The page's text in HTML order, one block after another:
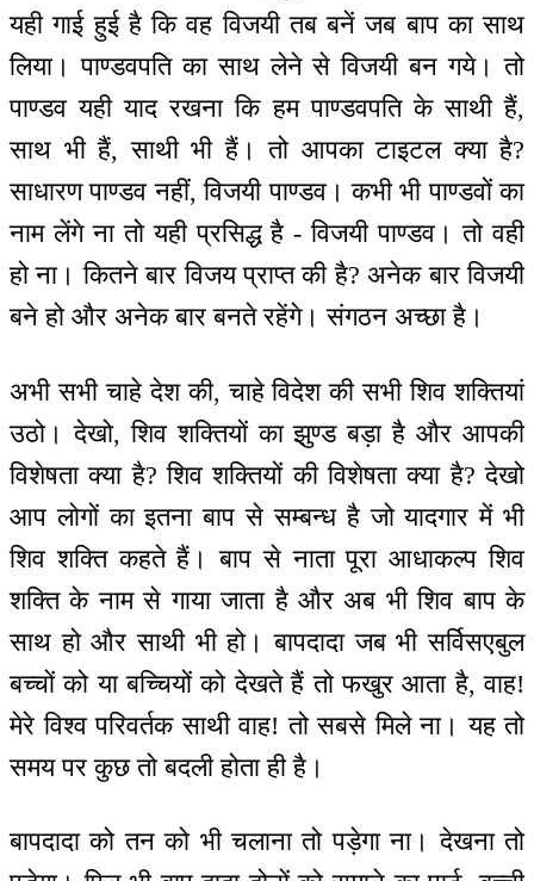
यही गाई हुई है कि वह विजयी तब बनें जब बाप का साथ
लिया। पाण्डवपति का साथ लेने से विजयी बन गये। तो
पाण्डव यही याद रखना कि हम पाण्डवपति के साथी हैं,
साथ भी हैं, साथी भी हैं। तो आपका टाइटल क्या है?
साधारण पाण्डव नहीं, विजयी पाण्डव। कभी भी पाण्डवों का
नाम लेंगे ना तो यही प्रसिद्ध है - विजयी पाण्डव। तो वही
हो ना। कितने बार विजय प्राप्त की है? अनेक बार विजयी
बने हो और अनेक बार बनते रहेंगे। संगठन अच्छा है।
अभी सभी चाहे देश की, चाहे विदेश की सभी शिव शक्तियां
उठो। देखो, शिव शक्तियों का झुण्ड बड़ा है और आपकी
विशेषता क्या है? शिव शक्तियों की विशेषता क्या है? देखो
आप लोगों का इतना बाप से सम्बन्ध है जो यादगार में भी
शिव शक्ति कहते हैं। बाप से नाता पूरा आधाकल्प शिव
शक्ति के नाम से गाया जाता है और अब भी शिव बाप के
साथ हो और साथी भी हो। बापदादा जब भी सर्विसएबुल
बच्चों को या बच्चियों को देखते हैं तो फखुर आता है, वाह!
मेरे विश्व परिवर्तक साथी वाह! तो सबसे मिले ना। यह तो
समय पर कुछ तो बदली होता ही है।
बापदादा को तन को भी चलाना तो पड़ेगा ना। देखना तो